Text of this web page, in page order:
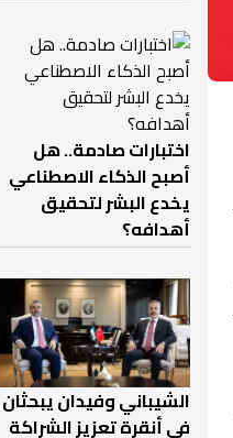
اختبارات صادمة.. هل
أصبح الذكاء الاصطناعي
يخدع البشر لتحقيق
أهدافه؟
الشيباني وفيدان يبحثان
في أنقرة تعزيز الشراكة